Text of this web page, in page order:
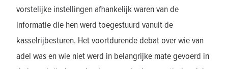
vorstelijke instellingen afhankelijk waren van de
informatie die hen werd toegestuurd vanuit de
kasselrijbesturen. Het voortdurende debat over wie van
adel was en wie niet werd in belangrijke mate gevoerd in